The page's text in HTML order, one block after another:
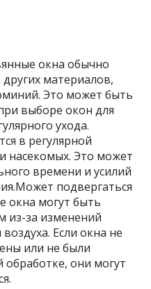
окна обычно
материалов,
Это может быть
выборе окон для
ухода.
в регулярной
насекомых. Это может
времени и усилий
подвергаться
окна могут быть
из-за изменений
Если окна не
или не были
они могут